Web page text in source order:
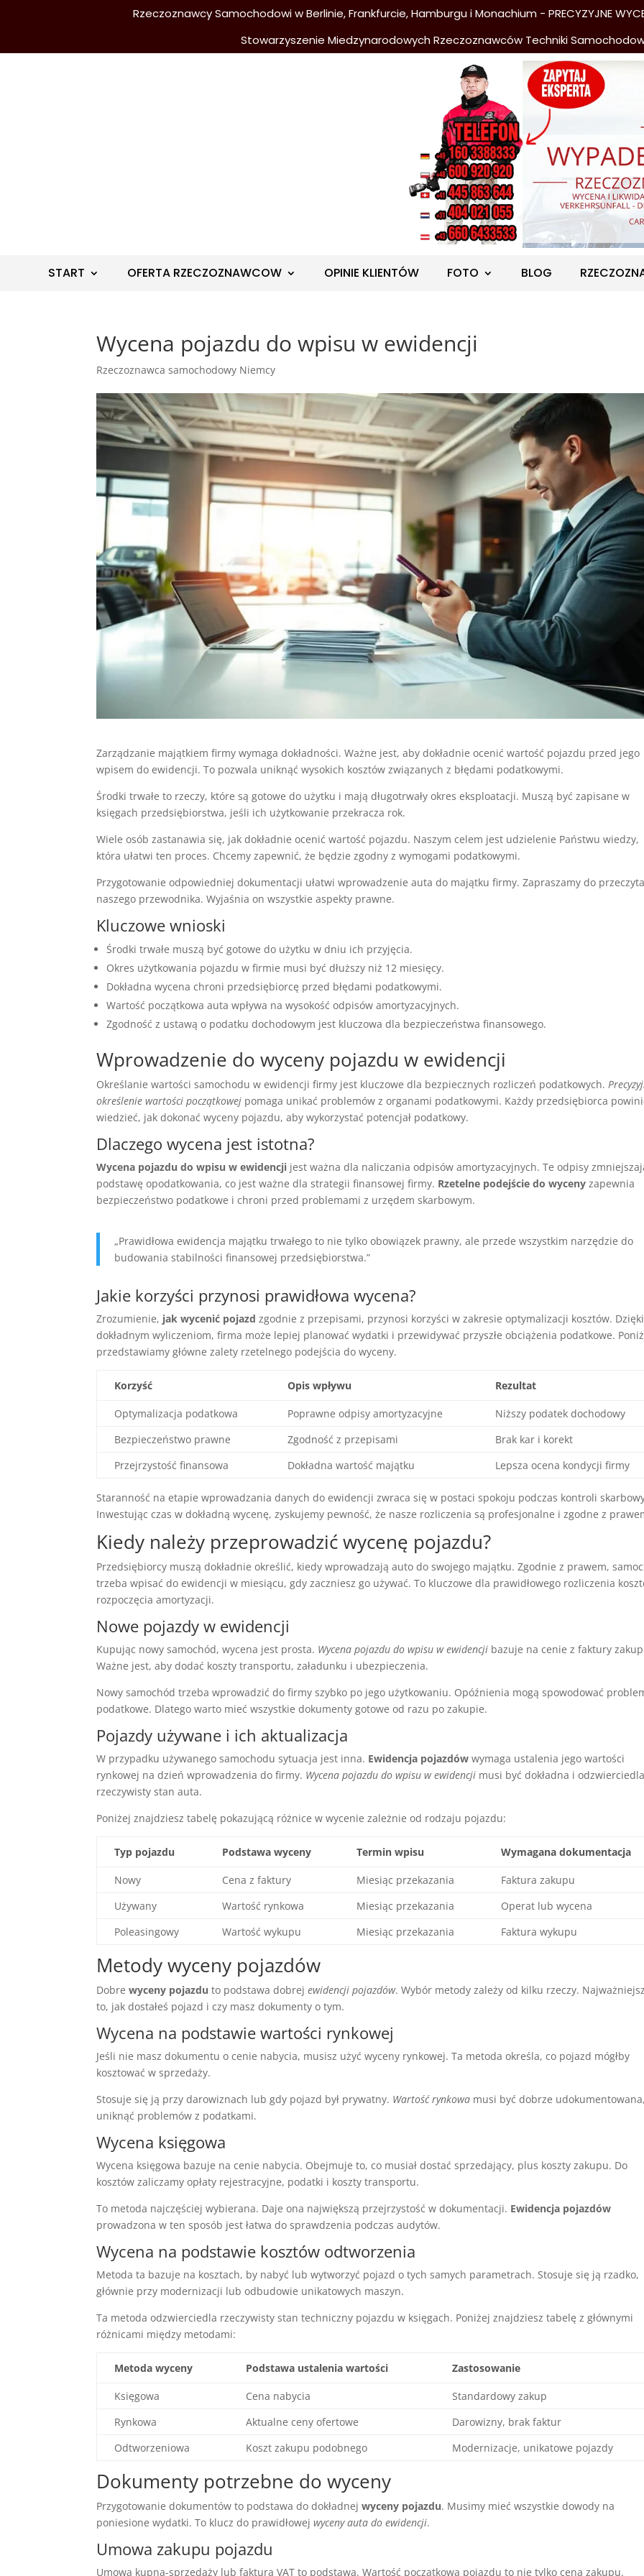
Rzeczoznawcy Samochodowi w Berlinie, Frankfurcie, Hamburgu i Monachium - PRECYZYJNE
Stowarzyszenie Miedzynarodowych Rzeczoznawców Techniki
START OFERTA RZECZOZNAWCOW OPINIE KLIENTÓW FOTO BLOG
Wycena pojazdu do wpisu w ewidencji
Rzeczoznawca samochodowy Niemcy
Zarządzanie majątkiem firmy wymaga dokładności. Ważne jest, aby dokładnie ocenić wartość pojazdu przed jego
wpisem do ewidencji. To pozwala uniknąć wysokich kosztów związanych z błędami podatkowymi.
Środki trwałe to rzeczy, które są gotowe do użytku i mają długotrwały okres eksploatacji. Muszą być zapisane w
księgach przedsiębiorstwa, jeśli ich użytkowanie przekracza rok.
Wiele osób zastanawia się, jak dokładnie ocenić wartość pojazdu. Naszym celem jest udzielenie Państwu wiedzy,
która ułatwi ten proces. Chcemy zapewnić, że będzie zgodny z wymogami podatkowymi.
Przygotowanie odpowiedniej dokumentacji ułatwi wprowadzenie auta do majątku firmy. Zapraszamy do
naszego przewodnika. Wyjaśnia on wszystkie aspekty prawne.
Kluczowe wnioski
Środki trwałe muszą być gotowe do użytku w dniu ich przyjęcia.
Okres użytkowania pojazdu w firmie musi być dłuższy niż 12 miesięcy.
Dokładna wycena chroni przedsiębiorcę przed błędami podatkowymi.
Wartość początkowa auta wpływa na wysokość odpisów amortyzacyjnych.
Zgodność z ustawą o podatku dochodowym jest kluczowa dla bezpieczeństwa finansowego.
Wprowadzenie do wyceny pojazdu w ewidencji
Określanie wartości samochodu w ewidencji firmy jest kluczowe dla bezpiecznych rozliczeń podatkowych.
określenie wartości początkowej pomaga unikać problemów z organami podatkowymi. Każdy przedsiębiorca
wiedzieć, jak dokonać wyceny pojazdu, aby wykorzystać potencjał podatkowy.
Dlaczego wycena jest istotna?
Wycena pojazdu do wpisu w ewidencji jest ważna dla naliczania odpisów amortyzacyjnych. Te odpisy
podstawę opodatkowania, co jest ważne dla strategii finansowej firmy. Rzetelne podejście do wyceny zapewnia
bezpieczeństwo podatkowe i chroni przed problemami z urzędem skarbowym.
„Prawidłowa ewidencja majątku trwałego to nie tylko obowiązek prawny, ale przede wszystkim narzędzie do
budowania stabilności finansowej przedsiębiorstwa.”
Jakie korzyści przynosi prawidłowa wycena?
Zrozumienie, jak wycenić pojazd zgodnie z przepisami, przynosi korzyści w zakresie optymalizacji kosztów. Dzięki
dokładnym wyliczeniom, firma może lepiej planować wydatki i przewidywać przyszłe obciążenia podatkowe.
przedstawiamy główne zalety rzetelnego podejścia do wyceny.
Korzyść Opis wpływu Rezultat
Optymalizacja podatkowa Poprawne odpisy amortyzacyjne
Niższy podatek dochodowy
Bezpieczeństwo prawne
Zgodność z przepisami
Brak kar i korekt
Przejrzystość finansowa
Dokładna wartość majątku Lepsza ocena kondycji firmy
Staranność na etapie wprowadzania danych do ewidencji zwraca się w postaci spokoju podczas kontroli
Inwestując czas w dokładną wycenę, zyskujemy pewność, że nasze rozliczenia są profesjonalne i zgodne z
Kiedy należy przeprowadzić wycenę pojazdu?
Przedsiębiorcy muszą dokładnie określić, kiedy wprowadzają auto do swojego majątku. Zgodnie z prawem,
trzeba wpisać do ewidencji w miesiącu, gdy zaczniesz go używać. To kluczowe dla prawidłowego rozliczenia
rozpoczęcia amortyzacji.
Nowe pojazdy w ewidencji
Kupując nowy samochód, wycena jest prosta. Wycena pojazdu do wpisu w ewidencji bazuje na cenie z faktury
Ważne jest, aby dodać koszty transportu, załadunku i ubezpieczenia.
Nowy samochód trzeba wprowadzić do firmy szybko po jego użytkowaniu. Opóźnienia mogą spowodować
podatkowe. Dlatego warto mieć wszystkie dokumenty gotowe od razu po zakupie.
Pojazdy używane i ich aktualizacja
W przypadku używanego samochodu sytuacja jest inna. Ewidencja pojazdów wymaga ustalenia jego wartości
rynkowej na dzień wprowadzenia do firmy. Wycena pojazdu do wpisu w ewidencji musi być dokładna i
rzeczywisty stan auta.
Poniżej znajdziesz tabelę pokazującą różnice w wycenie zależnie od rodzaju pojazdu:
Typ pojazdu Podstawa wyceny Termin wpisu Wymagana dokumentacja
Nowy Cena z faktury Miesiąc przekazania
Faktura zakupu
Używany
Wartość rynkowa Miesiąc przekazania
Operat lub wycena
Poleasingowy
Wartość wykupu Miesiąc przekazania Faktura wykupu
Metody wyceny pojazdów
Dobrewyceny pojazdu to podstawa dobrejewidencji pojazdów. Wybór metody zależy od kilku rzeczy.
to, jak dostałeś pojazd i czy masz dokumenty o tym.
Wycena na podstawie wartości rynkowej
Jeśli nie masz dokumentu o cenie nabycia, musisz użyć wyceny rynkowej. Ta metoda określa, co pojazd mógłby
kosztować w sprzedaży.
Stosuje się ją przy darowiznach lub gdy pojazd był prywatny. Wartość rynkowa musi być dobrze
uniknąć problemów z podatkami.
Wycena księgowa
Wycena księgowa bazuje na cenie nabycia. Obejmuje to, co musiał dostać sprzedający, plus koszty zakupu. Do
kosztów zaliczamy opłaty rejestracyjne, podatki i koszty transportu.
To metoda najczęściej wybierana. Daje ona największą przejrzystość w dokumentacji. Ewidencja pojazdów
prowadzona w ten sposób jest łatwa do sprawdzenia podczas audytów.
Wycena na podstawie kosztów odtworzenia
Metoda ta bazuje na kosztach, by nabyć lub wytworzyć pojazd o tych samych parametrach. Stosuje się ją rzadko,
głównie przy modernizacji lub odbudowie unikatowych maszyn.
Ta metoda odzwierciedla rzeczywisty stan techniczny pojazdu w księgach. Poniżej znajdziesz tabelę z głównymi
różnicami między metodami:
Metoda wyceny Podstawa ustalenia wartości Zastosowanie
Księgowa Cena nabycia
Standardowy zakup
Rynkowa
Aktualne ceny ofertowe
Darowizny, brak faktur
Odtworzeniowa
Koszt zakupu podobnego Modernizacje, unikatowe pojazdy
Dokumenty potrzebne do wyceny
Przygotowanie dokumentów to podstawa do dokładnejwyceny pojazdu. Musimy mieć wszystkie dowody na
poniesione wydatki. To klucz do prawidłowejwyceny auta do ewidencji.
Umowa zakupu pojazdu
Umowa kupna-sprzedaży lub faktura VAT to podstawa. Wartość początkowa pojazdu to nie tylko cena zakupu.